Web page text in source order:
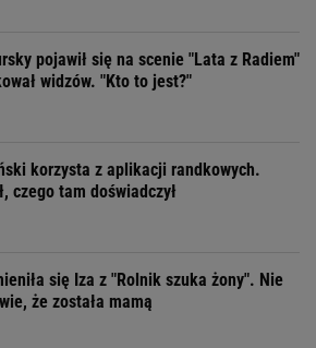
pojawił się na scenie "Lata z Radiem"
widzów. "Kto to jest?"
korzysta z aplikacji randkowych.
czego tam doświadczył
się Iza z "Rolnik szuka żony". Nie
że została mamą